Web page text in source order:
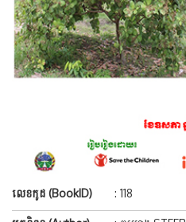
លេខកូដ (BookID) : 118